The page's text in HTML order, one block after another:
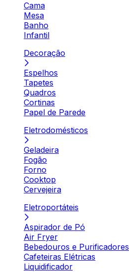
Cama
Mesa
Banho
Infantil
Decoração
Espelhos
Tapetes
Quadros
Cortinas
Papel de Parede
Eletrodomésticos
Geladeira
Fogão
Forno
Cooktop
Cervejeira
Eletroportáteis
Aspirador de Pó
Air Fryer
Bebedouros e Purificadores
Cafeteiras Elétricas
Liquidificador